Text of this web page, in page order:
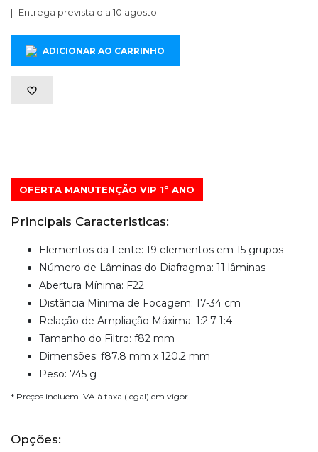
Entrega prevista dia 10 agosto
ADICIONAR AO CARRINHO
OFERTA MANUTENÇÃO VIP 1º ANO
Principais Caracteristicas:
Elementos da Lente: 19 elementos em 15 grupos
Número de Lâminas do Diafragma: 11 lâminas
Abertura Mínima: F22
Distância Mínima de Focagem: 17-34 cm
Relação de Ampliação Máxima: 1:2.7-1:4
Tamanho do Filtro: f82 mm
Dimensões: f87.8 mm x 120.2 mm
Peso: 745 g
* Preços incluem IVA à taxa (legal) em vigor
Opções: